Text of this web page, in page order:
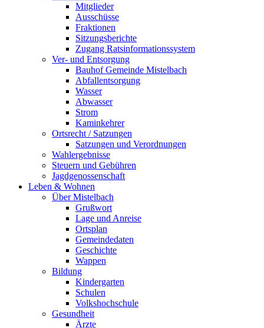
Mitglieder
Ausschüsse
Fraktionen
Sitzungsberichte
Zugang Ratsinformationssystem
Ver- und Entsorgung
Bauhof Gemeinde Mistelbach
Abfallentsorgung
Wasser
Abwasser
Strom
Kaminkehrer
Ortsrecht / Satzungen
Satzungen und Verordnungen
Wahlergebnisse
Steuern und Gebühren
Jagdgenossenschaft
Leben & Wohnen
Über Mistelbach
Grußwort
Lage und Anreise
Ortsplan
Gemeindedaten
Geschichte
Wappen
Bildung
Kindergarten
Schulen
Volkshochschule
Gesundheit
Ärzte